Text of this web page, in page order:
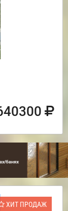
ХИТ ПРОДАЖ